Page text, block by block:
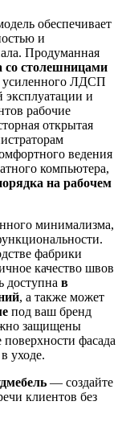
обеспечивает
и
Продуманная
со столешницами
усиленного ЛДСП
эксплуатации и
рабочие
открытая
ведения
компьютера,
на рабочем
минимализма,
фабрики
качество швов
доступна в
, а также может
под ваш бренд
защищены
фасада
уходе.
— создайте
клиентов без